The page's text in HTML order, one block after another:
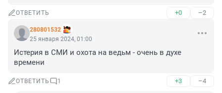
ОТВЕТИТЬ +0 –2
280801532
25 января 2024, 01:00
Истерия в СМИ и охота на ведьм - очень в духе
времени
ОТВЕТИТЬ 1 +3 –4